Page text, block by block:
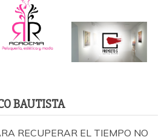
BAUTISTA
RECUPERAR EL TIEMPO NO